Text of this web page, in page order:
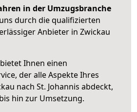
in der Umzugsbranche
durch die qualifizierten
Anbieter in Zwickau
bietet Ihnen einen
der alle Aspekte Ihres
nach St. Johannis abdeckt,
hin zur Umsetzung.